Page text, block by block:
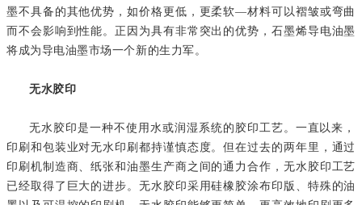
墨不具备的其他优势，如价格更低，更柔软—材料可以褶皱或弯曲
而不会影响到性能。正因为具有非常突出的优势，石墨烯导电油墨
将成为导电油墨市场一个新的生力军。
无水胶印
无水胶印是一种不使用水或润湿系统的胶印工艺。一直以来，
印刷和包装业对无水印刷都持谨慎态度。但在过去的两年里，通过
印刷机制造商、纸张和油墨生产商之间的通力合作，无水胶印工艺
已经取得了巨大的进步。无水胶印采用硅橡胶涂布印版、特殊的油